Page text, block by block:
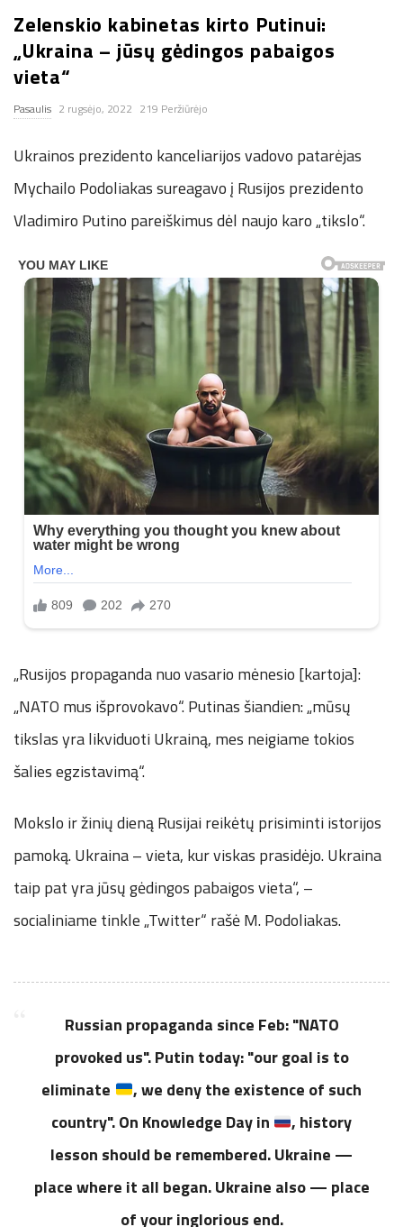
n
.
n
e
t
Zelenskio kabinetas kirto Putinui:
„Ukraina – jūsų gėdingos pabaigos
vieta“
Pasaulis 2 rugsėjo, 2022 219 Peržiūrėjo
Ukrainos prezidento kanceliarijos vadovo patarėjas
Mychailo Podoliakas sureagavo į Rusijos prezidento
Vladimiro Putino pareiškimus dėl naujo karo „tikslo“.
„Rusijos propaganda nuo vasario mėnesio [kartoja]:
„NATO mus išprovokavo“. Putinas šiandien: „mūsų
tikslas yra likviduoti Ukrainą, mes neigiame tokios
šalies egzistavimą“.
Mokslo ir žinių dieną Rusijai reikėtų prisiminti istorijos
pamoką. Ukraina – vieta, kur viskas prasidėjo. Ukraina
taip pat yra jūsų gėdingos pabaigos vieta“, –
socialiniame tinkle „Twitter“ rašė M. Podoliakas.
Russian propaganda since Feb: "NATO
provoked us". Putin today: "our goal is to
eliminate
, we deny the existence of such
country". On Knowledge Day in
, history
lesson should be remembered. Ukraine —
place where it all began. Ukraine also — place
of your inglorious end.